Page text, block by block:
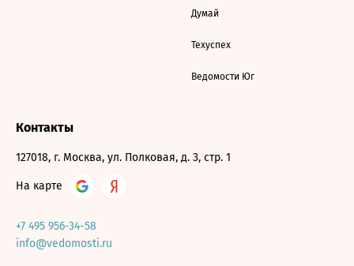
Думай
Техуспех
Ведомости Юг
Контакты
127018, г. Москва, ул. Полковая, д. 3, стр. 1
На карте
+7 495 956-34-58
info@vedomosti.ru